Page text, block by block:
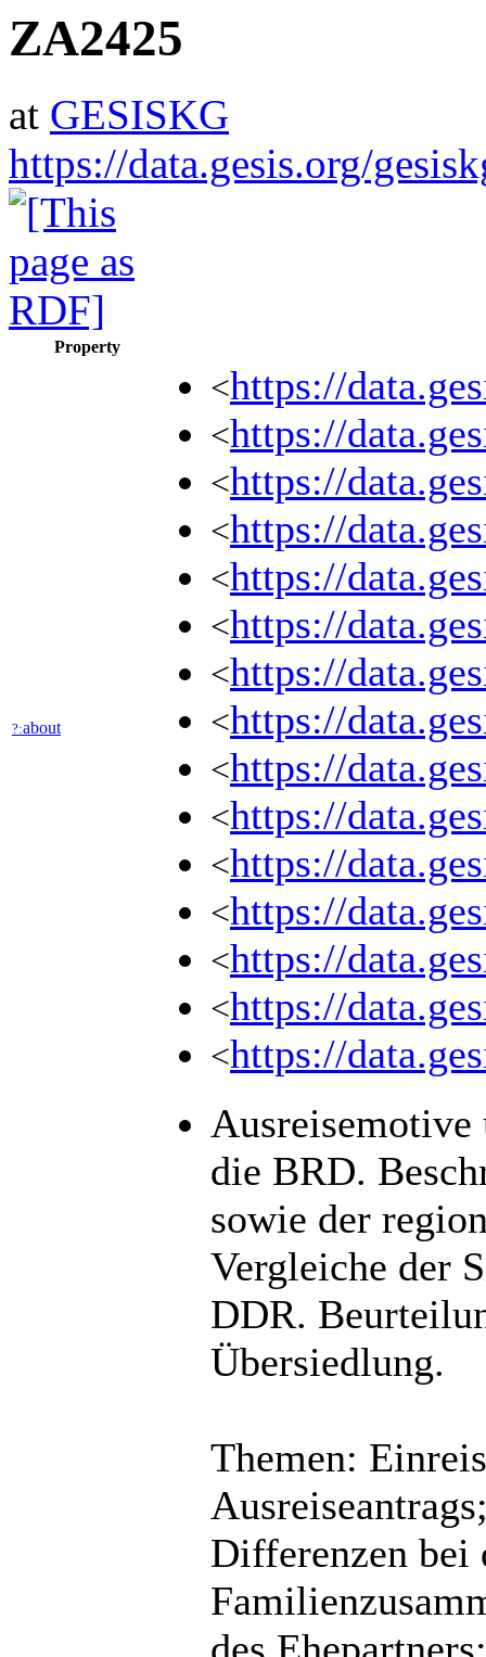
ZA2425
at GESISKG
https://data.gesis.org/
Property
?:about
<https://
<https://
<https://
<https://
<https://
<https://
<https://
<https://
<https://
<https://
<https://
<https://
<https://
<https://
<https://
die BRD.
sowie der
Vergleiche der
DDR.
Übersiedlung.
Themen:
Differenzen bei